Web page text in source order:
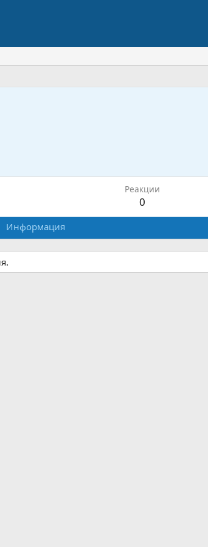
Реакции
0
Информация